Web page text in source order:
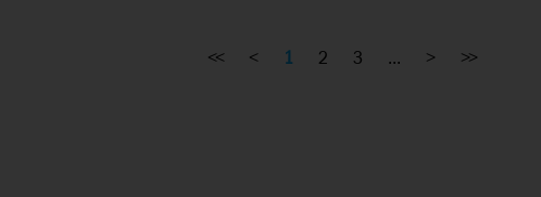
<< < 1 2 3 ... > >>